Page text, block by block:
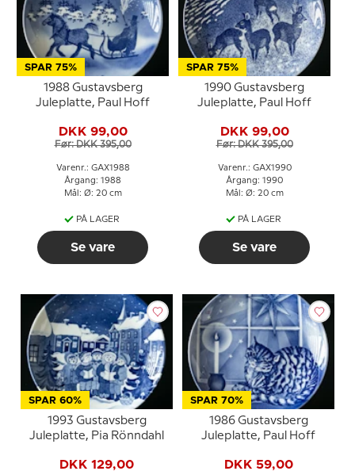
SPAR 75%
1988 Gustavsberg
Juleplatte, Paul Hoff
DKK 99,00
Før: DKK 395,00
Varenr.: GAX1988
Årgang: 1988
Mål: Ø: 20 cm
PÅ LAGER
Se vare
SPAR 75%
1990 Gustavsberg
Juleplatte, Paul Hoff
DKK 99,00
Før: DKK 395,00
Varenr.: GAX1990
Årgang: 1990
Mål: Ø: 20 cm
PÅ LAGER
Se vare
SPAR 60%
1993 Gustavsberg
Juleplatte, Pia Rönndahl
DKK 129,00
SPAR 70%
1986 Gustavsberg
Juleplatte, Paul Hoff
DKK 59,00